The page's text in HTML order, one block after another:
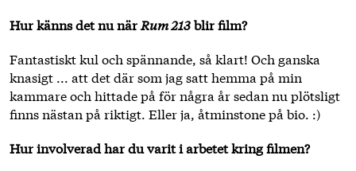
Hur känns det nu närRum 213blir film?
Fantastiskt kul och spännande, så klart! Och ganska
knasigt ... att det där som jag satt hemma på min
kammare och hittade på för några år sedan nu plötsligt
finns nästan på riktigt. Eller ja, åtminstone på bio. :)
Hur involverad har du varit i arbetet kring filmen?